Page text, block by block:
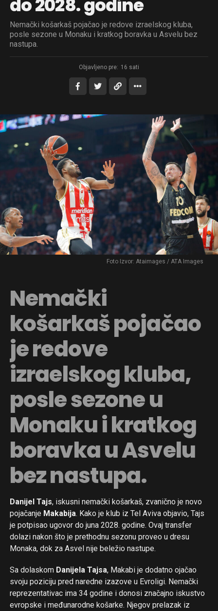
do 2028. godine
Nemački košarkaš pojačao je redove izraelskog kluba,
posle sezone u Monaku i kratkog boravka u Asvelu bez
nastupa.
Objavljeno pre: 16 sati
Foto Izvor: Ataimages / ATA Images
Nemački
košarkaš pojačao
je redove
izraelskog kluba,
posle sezone u
Monaku i kratkog
boravka u Asvelu
bez nastupa.
Danijel Tajs, iskusni nemački košarkaš, zvanično je novo
pojačanje Makabija. Kako je klub iz Tel Aviva objavio, Tajs
je potpisao ugovor do juna 2028. godine. Ovaj transfer
dolazi nakon što je prethodnu sezonu proveo u dresu
Monaka, dok za Asvel nije beležio nastupe.
Sa dolaskom Danijela Tajsa, Makabi je dodatno ojačao
svoju poziciju pred naredne izazove u Evroligi. Nemački
reprezentativac ima 34 godine i donosi značajno iskustvo
evropske i međunarodne košarke. Njegov prelazak iz